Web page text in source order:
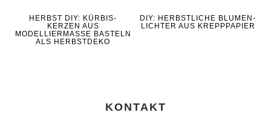
HERBST DIY: KÜRBIS-
KERZEN AUS
MODELLIERMASSE BASTELN
ALS HERBSTDEKO
DIY: HERBSTLICHE BLUMEN-
LICHTER AUS KREPPPAPIER
KONTAKT